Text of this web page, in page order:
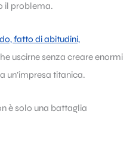
il problema.
fatto di abitudini,
uscirne senza creare enormi
un’impresa titanica.
è solo una battaglia